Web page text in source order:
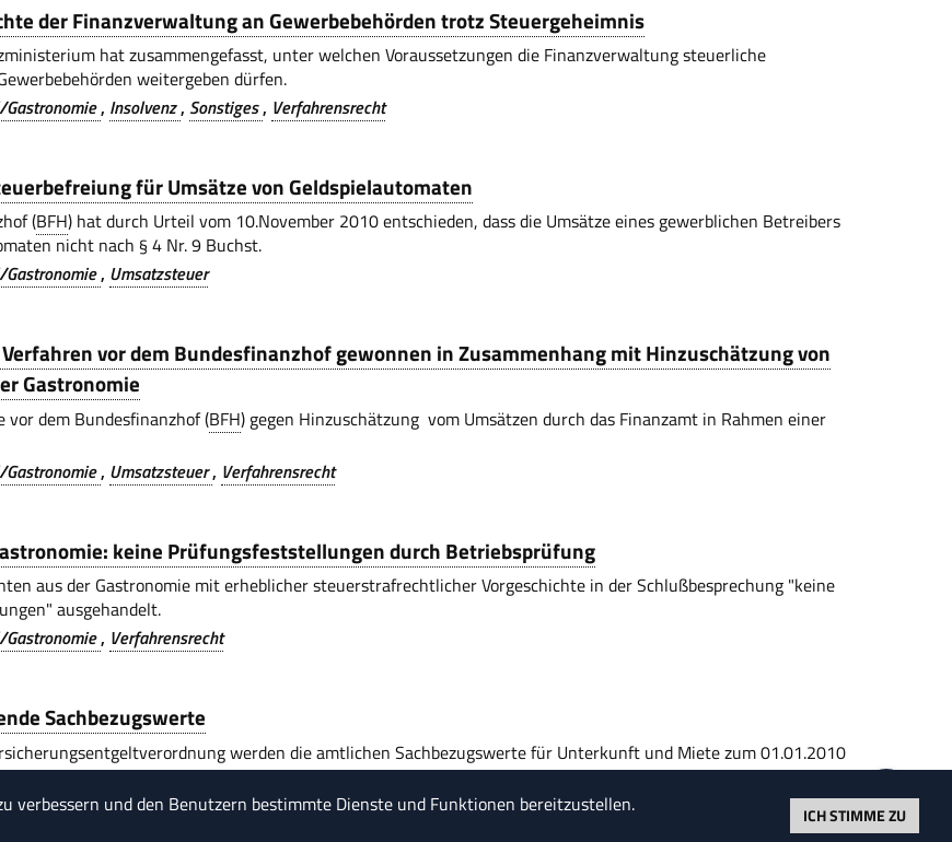
der Finanzverwaltung an Gewerbebehörden trotz Steuergeheimnis
hat zusammengefasst, unter welchen Voraussetzungen die Finanzverwaltung steuerliche
weitergeben dürfen.
Insolvenz Sonstiges Verfahrensrecht
für Umsätze von Geldspielautomaten
(BFH) hat durch Urteil vom 10.November 2010 entschieden, dass die Umsätze eines gewerblichen Betreibers
nicht nach § 4 Nr. 9 Buchst.
Umsatzsteuer
vor dem Bundesfinanzhof gewonnen in Zusammenhang mit Hinzuschätzung von
Gastronomie
vor dem Bundesfinanzhof (BFH) gegen Hinzuschätzung vom Umsätzen durch das Finanzamt in Rahmen einer
Umsatzsteuer Verfahrensrecht
keine Prüfungsfeststellungen durch Betriebsprüfung
aus der Gastronomie mit erheblicher steuerstrafrechtlicher Vorgeschichte in der Schlußbesprechung "keine
ausgehandelt.
Verfahrensrecht
Sachbezugswerte
werden die amtlichen Sachbezugswerte für Unterkunft und Miete zum 01.01.2010
der Verbraucherpreise angepasst und gelten einheitlich für alle Bundesländer.
Hotel/Gastronomie Lohn/Gehalt Rechnungswesen
verbessern und den Benutzern bestimmte Dienste und Funktionen bereitzustellen.
ICH STIMME ZU